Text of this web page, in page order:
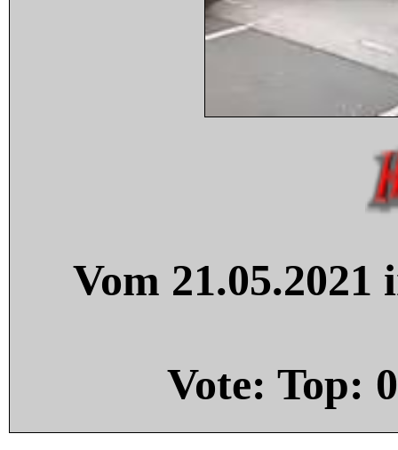
Vom
Vote: Top: 0